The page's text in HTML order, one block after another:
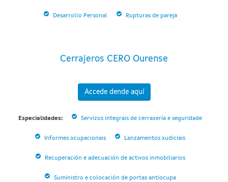
Desarrollo Personal Rupturas de pareja
Cerrajeros CERO Ourense
Accede dende aquí
Especialidades: Servizos integrais de cerraxería e seguridade
Informes ocupacionais Lanzamentos xudiciais
Recuperación e adecuación de activos inmobiliarios
Suministro e colocación de portas antiocupa